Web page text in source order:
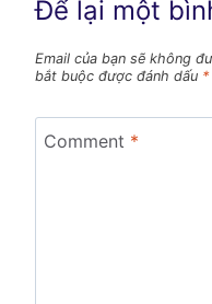
Để lại một
Email của bạn sẽ không
bắt buộc được đánh dấu *
Comment *